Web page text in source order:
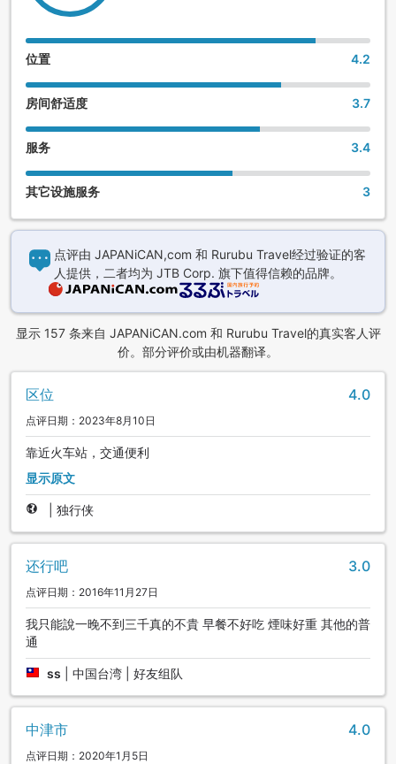
位置 4.2
房间舒适度 3.7
服务 3.4
其它设施服务 3
点评由 JAPANiCAN,com 和 Rurubu Travel经过验证的客
人提供，二者均为 JTB Corp. 旗下值得信赖的品牌。
显示 157 条来自 JAPANiCAN.com 和 Rurubu Travel的真实客人评
价。部分评价或由机器翻译。
区位 4.0
点评日期：2023年8月10日
靠近火车站，交通便利
显示原文
独行侠
还行吧 3.0
点评日期：2016年11月27日
我只能說一晚不到三千真的不貴 早餐不好吃 煙味好重 其他的普
通
ss 中国台湾 | 好友组队
中津市 4.0
点评日期：2020年1月5日